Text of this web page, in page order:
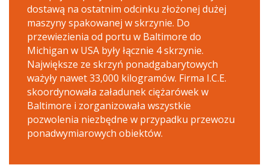
dostawą na ostatnim odcinku złożonej dużej
maszyny spakowanej w skrzynie. Do
przewiezienia od portu w Baltimore do
Michigan w USA były łącznie 4 skrzynie.
Największe ze skrzyń ponadgabarytowych
ważyły nawet 33,000 kilogramów. Firma I.C.E.
skoordynowała załadunek ciężarówek w
Baltimore i zorganizowała wszystkie
pozwolenia niezbędne w przypadku przewozu
ponadwymiarowych obiektów.